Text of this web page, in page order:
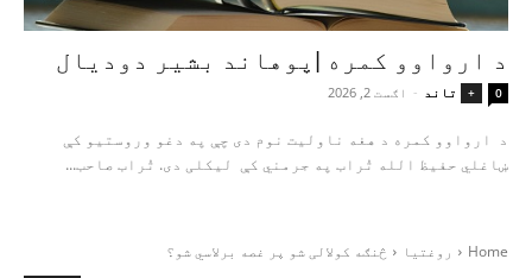
د ارواوو کمره |پوهاند بشیر دودیال
+ تاند - اګست 2, 2026 0
د ارواوو کمره د هغه ناولیت نوم دی چې په دغو وروستیو کې
ښاغلي حفیظ الله تُراب په جرمني کې لیکلی دی. تُراب صاحب...